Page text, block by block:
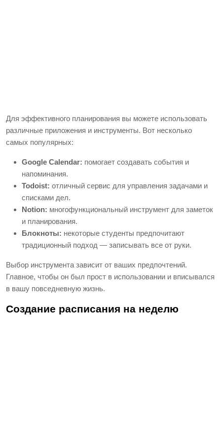
Для эффективного планирования вы можете использовать
различные приложения и инструменты. Вот несколько
самых популярных:
Google Calendar: помогает создавать события и
напоминания.
Todoist: отличный сервис для управления задачами и
списками дел.
Notion: многофункциональный инструмент для заметок
и планирования.
Блокноты: некоторые студенты предпочитают
традиционный подход — записывать все от руки.
Выбор инструмента зависит от ваших предпочтений.
Главное, чтобы он был прост в использовании и вписывался
в вашу повседневную жизнь.
Создание расписания на неделю